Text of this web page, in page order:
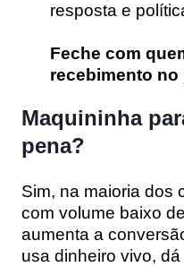
resposta e
Feche com
recebimento no
Maquininha
pena?
Sim, na maioria dos
com volume baixo
aumenta a
usa dinheiro vivo,